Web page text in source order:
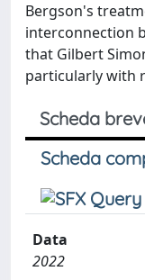
Bergson's
interconnection
that Gilbert
particularly with
Scheda
Scheda
Data
2022